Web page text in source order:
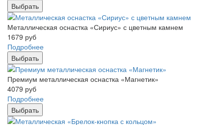
Выбрать
Металлическая оснастка «Сириус» с цветным камнем
1679 руб
Подробнее
Выбрать
Премиум металлическая оснастка «Магнетик»
4079 руб
Подробнее
Выбрать